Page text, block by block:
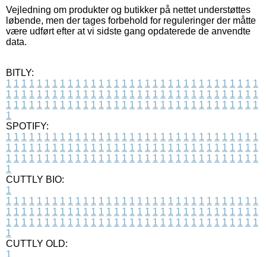
Vejledning om produkter og butikker på nettet understøttes
løbende, men der tages forbehold for reguleringer der måtte
være udført efter at vi sidste gang opdaterede de anvendte
data.
BITLY:
1 1 1 1 1 1 1 1 1 1 1 1 1 1 1 1 1 1 1 1 1 1 1 1 1 1 1 1 1 1 1 1 1
1 1 1 1 1 1 1 1 1 1 1 1 1 1 1 1 1 1 1 1 1 1 1 1 1 1 1 1 1 1 1 1 1
1 1 1 1 1 1 1 1 1 1 1 1 1 1 1 1 1 1 1 1 1 1 1 1 1 1 1 1 1 1 1 1 1
1
SPOTIFY:
1 1 1 1 1 1 1 1 1 1 1 1 1 1 1 1 1 1 1 1 1 1 1 1 1 1 1 1 1 1 1 1 1
1 1 1 1 1 1 1 1 1 1 1 1 1 1 1 1 1 1 1 1 1 1 1 1 1 1 1 1 1 1 1 1 1
1 1 1 1 1 1 1 1 1 1 1 1 1 1 1 1 1 1 1 1 1 1 1 1 1 1 1 1 1 1 1 1 1
1
CUTTLY BIO:
1
1 1 1 1 1 1 1 1 1 1 1 1 1 1 1 1 1 1 1 1 1 1 1 1 1 1 1 1 1 1 1 1 1
1 1 1 1 1 1 1 1 1 1 1 1 1 1 1 1 1 1 1 1 1 1 1 1 1 1 1 1 1 1 1 1 1
1 1 1 1 1 1 1 1 1 1 1 1 1 1 1 1 1 1 1 1 1 1 1 1 1 1 1 1 1 1 1 1 1
1
CUTTLY OLD:
1